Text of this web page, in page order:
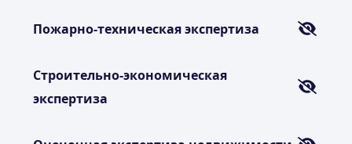
Пожарно-техническая экспертиза
Строительно-экономическая
экспертиза